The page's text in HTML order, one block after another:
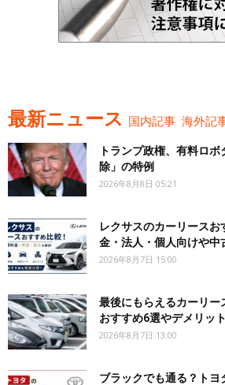
最新ニュース 国内記事 海外記
トランプ政権、有料ロ
除」の特例
2026年8月8日 05:21
レクサスのカーリース
金・法人・個人向けや中
2026年8月7日 15:00
最後にもらえるカーリー
おすすめ6選やデメリッ
2026年8月7日 13:00
ブラックでも通る？トヨ